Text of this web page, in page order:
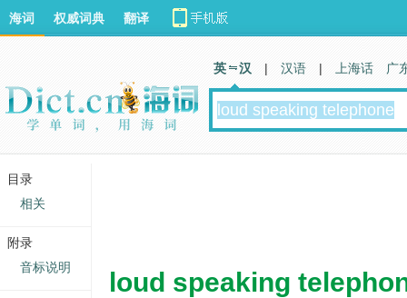
loud speaking
海词 权威词典 翻译
英 汉 | 汉语 | 上海话 广
目录
相关
附录
音标说明